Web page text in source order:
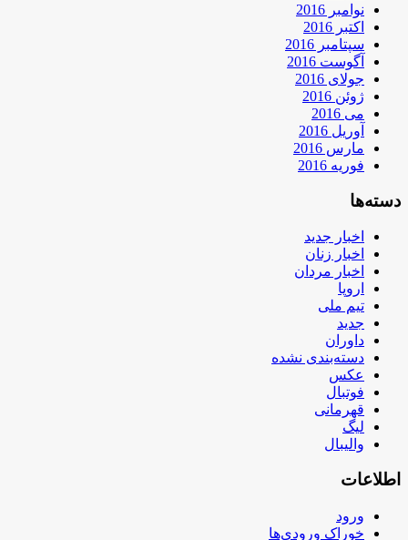
نوامبر 2016
اکتبر 2016
سپتامبر 2016
آگوست 2016
جولای 2016
ژوئن 2016
می 2016
آوریل 2016
مارس 2016
فوریه 2016
دسته‌ها
اخبار جدید
اخبار زنان
اخبار مردان
اروپا
تیم ملی
جدید
داوران
دسته‌بندی نشده
عکس
فوتبال
قهرمانی
لیگ
والیبال
اطلاعات
ورود
خوراک ورودی‌ها